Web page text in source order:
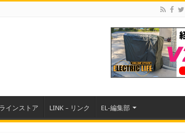
インストア LINK – リンク EL-編集部